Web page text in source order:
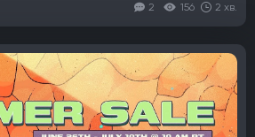
2 156 2 хв.